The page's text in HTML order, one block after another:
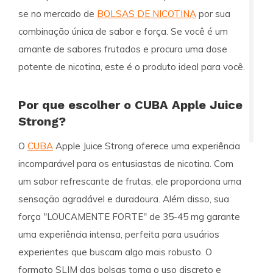
se no mercado de BOLSAS DE NICOTINA por sua
combinação única de sabor e força. Se você é um
amante de sabores frutados e procura uma dose
potente de nicotina, este é o produto ideal para você.
Por que escolher o CUBA Apple Juice
Strong?
O CUBA Apple Juice Strong oferece uma experiência
incomparável para os entusiastas de nicotina. Com
um sabor refrescante de frutas, ele proporciona uma
sensação agradável e duradoura. Além disso, sua
força "LOUCAMENTE FORTE" de 35-45 mg garante
uma experiência intensa, perfeita para usuários
experientes que buscam algo mais robusto. O
formato SLIM das bolsas torna o uso discreto e